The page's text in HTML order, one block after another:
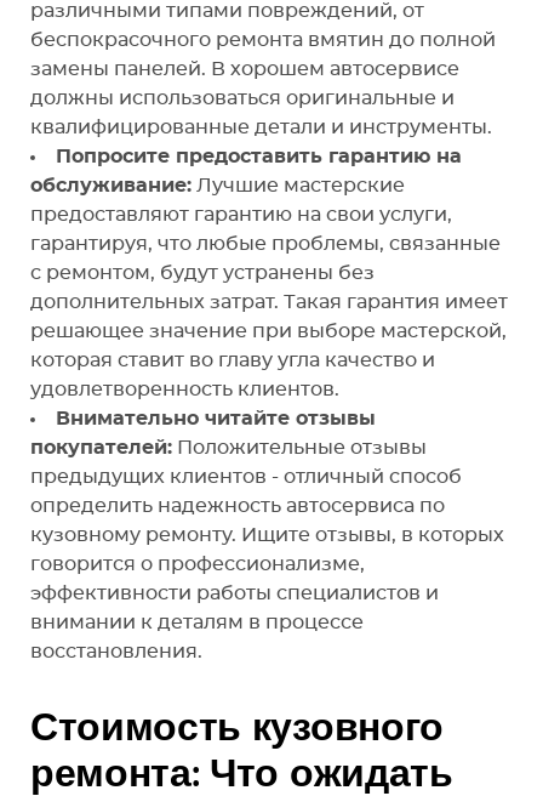
различными типами повреждений, от
беспокрасочного ремонта вмятин до полной
замены панелей. В хорошем автосервисе
должны использоваться оригинальные и
квалифицированные детали и инструменты.
Попросите предоставить гарантию на
обслуживание: Лучшие мастерские
предоставляют гарантию на свои услуги,
гарантируя, что любые проблемы, связанные
с ремонтом, будут устранены без
дополнительных затрат. Такая гарантия имеет
решающее значение при выборе мастерской,
которая ставит во главу угла качество и
удовлетворенность клиентов.
Внимательно читайте отзывы
покупателей: Положительные отзывы
предыдущих клиентов - отличный способ
определить надежность автосервиса по
кузовному ремонту. Ищите отзывы, в которых
говорится о профессионализме,
эффективности работы специалистов и
внимании к деталям в процессе
восстановления.
Стоимость кузовного
ремонта: Что ожидать